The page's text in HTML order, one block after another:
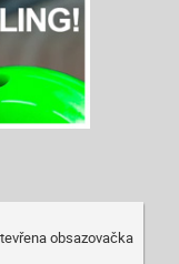
obsazovačka